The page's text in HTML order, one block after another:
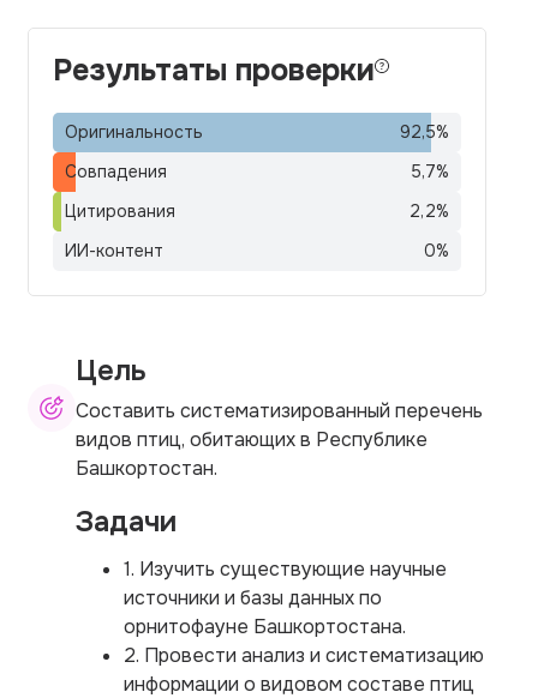
Результаты проверки
Оригинальность 92,5%
Совпадения
5,7%
Цитирования
2,2%
ИИ-контент
0%
Цель
Составить систематизированный перечень
видов птиц, обитающих в Республике
Башкортостан.
Задачи
1. Изучить существующие научные
источники и базы данных по
орнитофауне Башкортостана.
2. Провести анализ и систематизацию
информации о видовом составе птиц